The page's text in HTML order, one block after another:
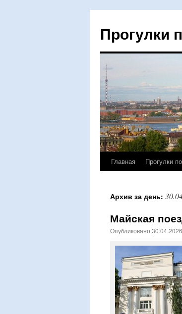
Прогулки
Перейти
содержимому
Главная Прогулки
Архив за день:
Майская
Опубликовано 30.04.2026